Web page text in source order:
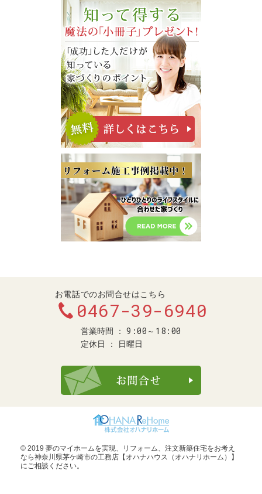
お電話でのお問合せはこちら
0467-39-6940
営業時間 9:00～18:00
定休日 日曜日
© 2019 夢のマイホームを実現、
リフォーム、注文新築住宅をお考え
なら神奈川県茅ケ崎市の工務店【オハナハウス（オハナリホーム）】
にご相談ください。